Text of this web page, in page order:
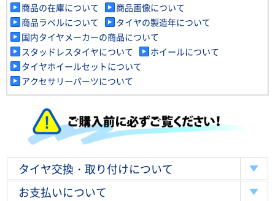
商品の在庫について
商品画像について
商品ラベルについて
タイヤの製造年について
国内タイヤメーカーの商品について
スタッドレスタイヤについて
ホイールについて
タイヤホイールセットについて
アクセサリーパーツについて
タイヤ交換・取り付けについて
お支払いについて